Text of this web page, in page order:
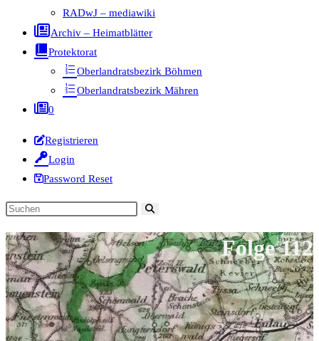
RADwJ – mediawiki
Archiv – Heimatblätter
Protektorat
Oberlandratsbezirk Böhmen
Oberlandratsbezirk Mähren
0
Registrieren
Login
Password Reset
Diese
durchsuchen
Folge 112